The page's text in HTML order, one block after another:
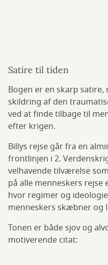
Satire til tiden
Bogen er en skarp
skildring af den
ved at finde tilbage til
efter krigen.
Billys rejse går fra en
frontlinjen i 2.
velhavende tilværelse
på alle menneskers
hvor regimer og
menneskers skæbner og
Tonen er både sjov og
motiverende citat: